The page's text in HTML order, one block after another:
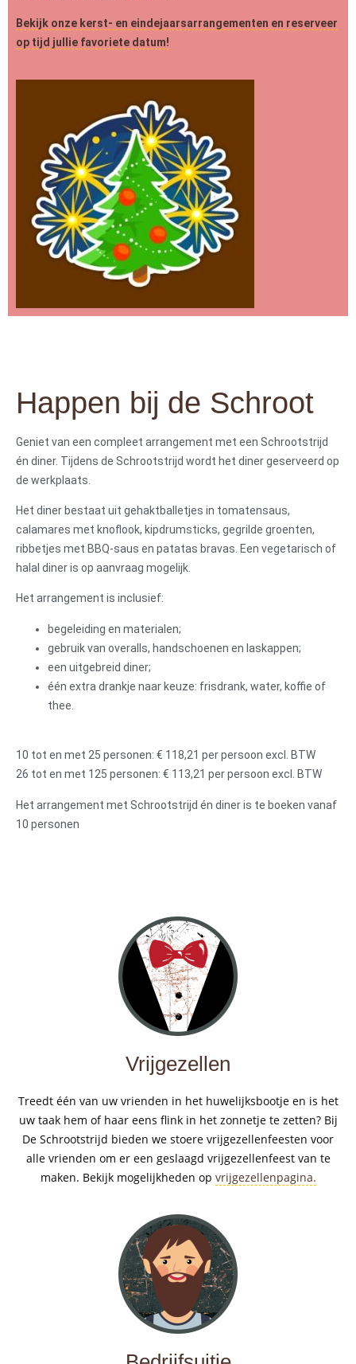
Bekijk onze kerst- en eindejaarsarrangementen en reserveer
op tijd jullie favoriete datum!
Happen bij de Schroot
Geniet van een compleet arrangement met een Schrootstrijd
én diner. Tijdens de Schrootstrijd wordt het diner geserveerd op
de werkplaats.
Het diner bestaat uit gehaktballetjes in tomatensaus,
calamares met knoflook, kipdrumsticks, gegrilde groenten,
ribbetjes met BBQ-saus en patatas bravas. Een vegetarisch of
halal diner is op aanvraag mogelijk.
Het arrangement is inclusief:
begeleiding en materialen;
gebruik van overalls, handschoenen en laskappen;
een uitgebreid diner;
één extra drankje naar keuze: frisdrank, water, koffie of
thee.
10 tot en met 25 personen: € 118,21 per persoon excl. BTW
26 tot en met 125 personen: € 113,21 per persoon excl. BTW
Het arrangement met Schrootstrijd én diner is te boeken vanaf
10 personen
Vrijgezellen
Treedt één van uw vrienden in het huwelijksbootje en is het
uw taak hem of haar eens flink in het zonnetje te zetten? Bij
De Schrootstrijd bieden we stoere vrijgezellenfeesten voor
alle vrienden om er een geslaagd vrijgezellenfeest van te
maken. Bekijk mogelijkheden op vrijgezellenpagina.